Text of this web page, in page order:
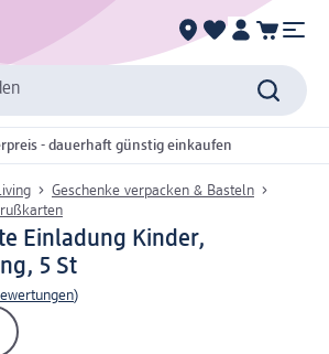
- dauerhaft günstig einkaufen
Geschenke verpacken & Basteln
Einladung Kinder,
5 St
)